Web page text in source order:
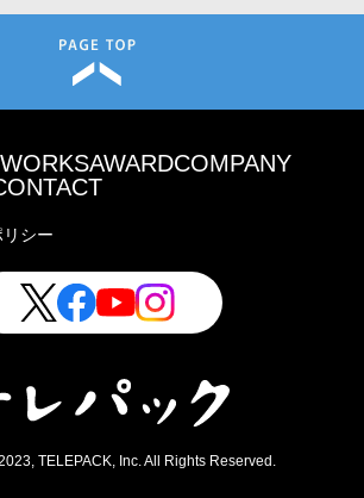
WORKSAWARDCOMPANY
シー
TELEPACK, Inc. All Rights Reserved.